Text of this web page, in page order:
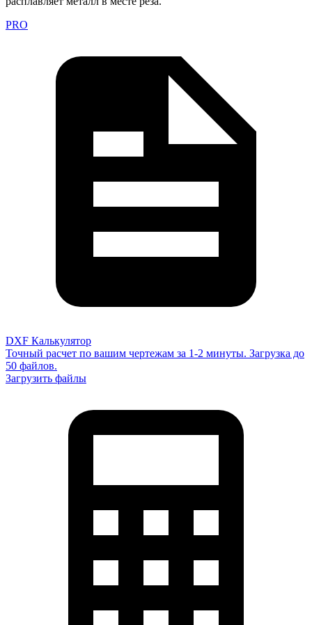
PRO
DXF Калькулятор
Точный расчет по вашим чертежам за 1-2 минуты. Загрузка до
50 файлов.
Загрузить файлы